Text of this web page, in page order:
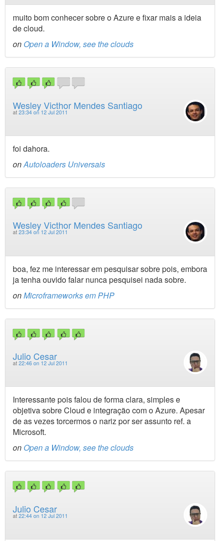
muito bom conhecer sobre o Azure e fixar mais a ideia
de cloud.
on Open a Window, see the clouds
Wesley Victhor Mendes Santiago
at 23:34 on 12 Jul 2011
foi dahora.
onAutoloaders Universais
Wesley Victhor Mendes Santiago
at 23:34 on 12 Jul 2011
boa, fez me interessar em pesquisar sobre pois, embora
ja tenha ouvido falar nunca pesquisei nada sobre.
onMicroframeworks em PHP
Julio Cesar
at 22:46 on 12 Jul 2011
Interessante pois falou de forma clara, simples e
objetiva sobre Cloud e integração com o Azure. Apesar
de as vezes torcermos o nariz por ser assunto ref. a
Microsoft.
on Open a Window, see the clouds
Julio Cesar
at 22:44 on 12 Jul 2011